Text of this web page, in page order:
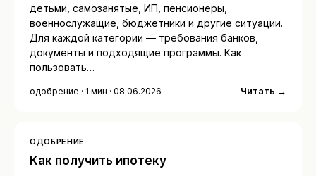
детьми, самозанятые, ИП, пенсионеры,
военнослужащие, бюджетники и другие ситуации.
Для каждой категории — требования банков,
документы и подходящие программы. Как
пользовать…
одобрение · 1 мин · 08.06.2026 Читать →
ОДОБРЕНИЕ
Как получить ипотеку